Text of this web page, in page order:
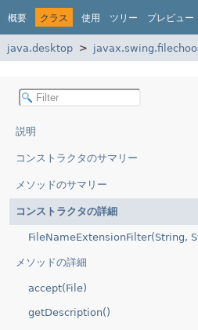
概要 クラス 使用 ツリー プレビュー
java.desktop
説明
コンストラクタのサマリー
メソッドのサマリー
コンストラクタの詳細
FileNameExtensionFilter(String,
メソッドの詳細
accept(File)
getDescription()